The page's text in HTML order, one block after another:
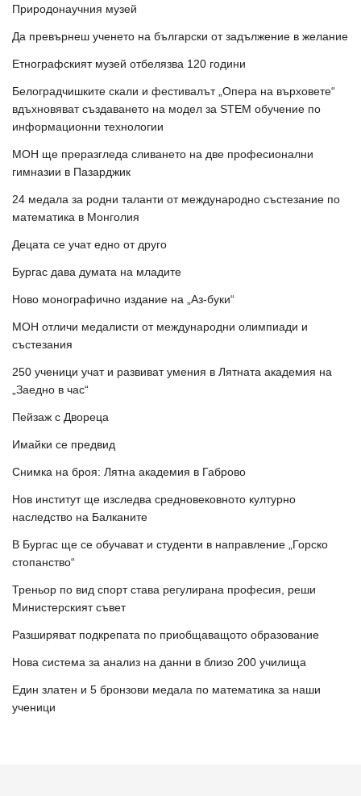
Природонаучния музей
Да превърнеш ученето на български от задължение в желание
Етнографският музей отбелязва 120 години
Белоградчишките скали и фестивалът „Опера на върховете“
вдъхновяват създаването на модел за STEM обучение по
информационни технологии
МОН ще преразгледа сливането на две професионални
гимназии в Пазарджик
24 медала за родни таланти от международно състезание по
математика в Монголия
Децата се учат едно от друго
Бургас дава думата на младите
Ново монографично издание на „Аз-буки“
МОН отличи медалисти от международни олимпиади и
състезания
250 ученици учат и развиват умения в Лятната академия на
„Заедно в час“
Пейзаж с Двореца
Имайки се предвид
Снимка на броя: Лятна академия в Габрово
Нов институт ще изследва средновековното културно
наследство на Балканите
В Бургас ще се обучават и студенти в направление „Горско
стопанство“
Треньор по вид спорт става регулирана професия, реши
Министерският съвет
Разширяват подкрепата по приобщаващото образование
Нова система за анализ на данни в близо 200 училища
Един златен и 5 бронзови медала по математика за наши
ученици